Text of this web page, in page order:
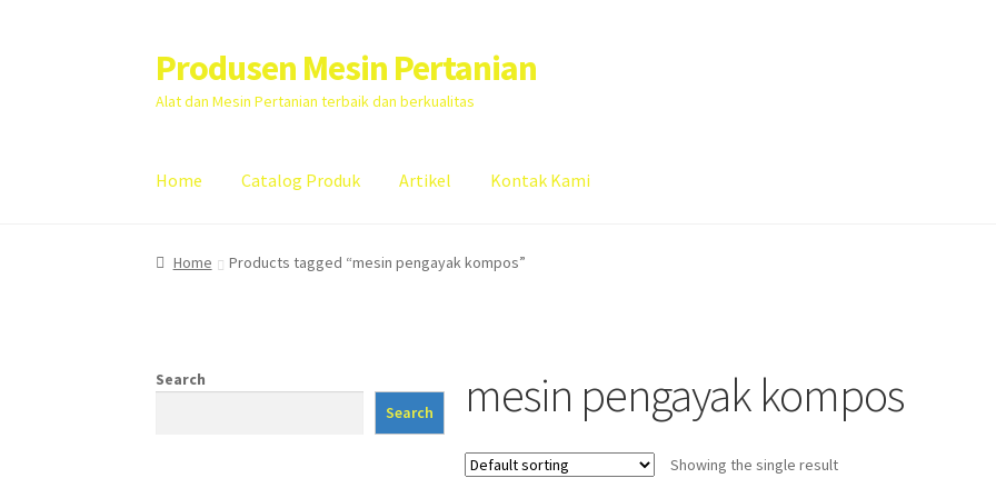
Skip
to
navigation
Skip
to
content
Produsen Mesin Pertanian
Alat dan Mesin Pertanian terbaik dan berkualitas
Home Catalog Produk Artikel Kontak Kami
Home Artikel Cart Checkout Kontak Kami My account
Home Products tagged “mesin pengayak kompos”
mesin pengayak kompos
Showing the single result
Search
Search